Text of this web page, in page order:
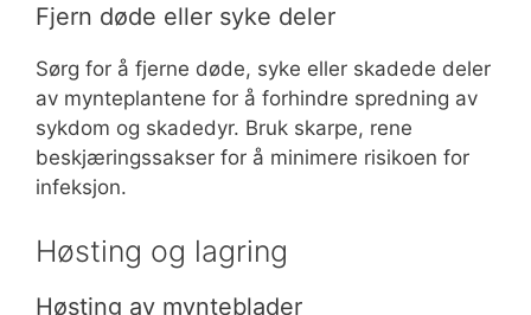
Fjern døde eller syke deler
Sørg for å fjerne døde, syke eller skadede deler
av mynteplantene for å forhindre spredning av
sykdom og skadedyr. Bruk skarpe, rene
beskjæringssakser for å minimere risikoen for
infeksjon.
Høsting og lagring
Høsting av mynteblader